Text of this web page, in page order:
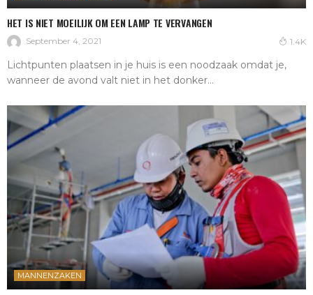
HET IS NIET MOEILIJK OM EEN LAMP TE VERVANGEN
September 4, 2021 1.4K
Lichtpunten plaatsen in je huis is een noodzaak omdat je,
wanneer de avond valt niet in het donker...
MANNENZAKEN